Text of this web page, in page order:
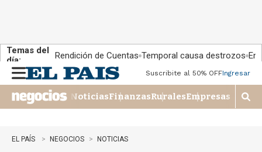
Temas del
día:
Rendición de Cuentas Temporal causa destrozos En
n
u
Suscribite al 50% OFFIngresar
NoticiasFinanzasRuralesEmpresas
M
o
EL PAÍS NEGOCIOS NOTICIAS